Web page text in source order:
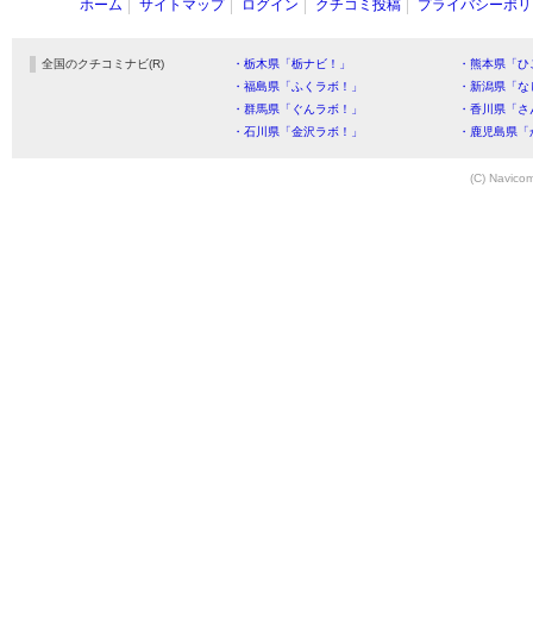
ホーム サイトマップ ログイン クチコミ投稿 プライバシーポ
全国のクチコミナビ(R) ・栃木県「栃ナビ！」
・熊本県「
・福島県「ふくラボ！」
・新潟県「
・群馬県「ぐんラボ！」
・香川県「
・石川県「金沢ラボ！」
・鹿児島県
(C)